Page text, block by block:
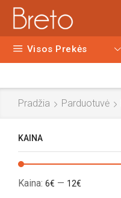
Visos Prekės
Pradžia Parduotuvė
KAINA
Kaina: 6€ — 12€